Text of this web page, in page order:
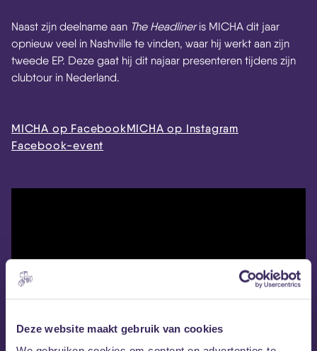
Deze website maakt gebruik van cookies
Naast zijn deelname aan The Headlineris MICHA dit jaar
opnieuw veel in Nashville te vinden, waar hij werkt aan zijn
tweede EP. Deze gaat hij dit najaar presenteren tijdens zijn
clubtour in Nederland.
MICHA op FacebookMICHA op Instagram
Facebook-event